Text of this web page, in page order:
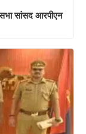
सांसद आरपीएन